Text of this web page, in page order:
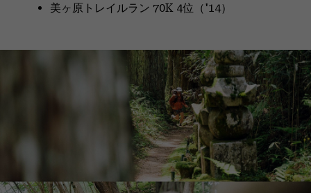
美ヶ原トレイルラン 70K 4位（'14）